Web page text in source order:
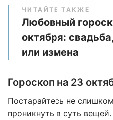
ЧИТАЙТЕ ТАКЖЕ
Любовный
октября:
или измена
Гороскоп на 23
Постарайтесь не
проникнуть в суть